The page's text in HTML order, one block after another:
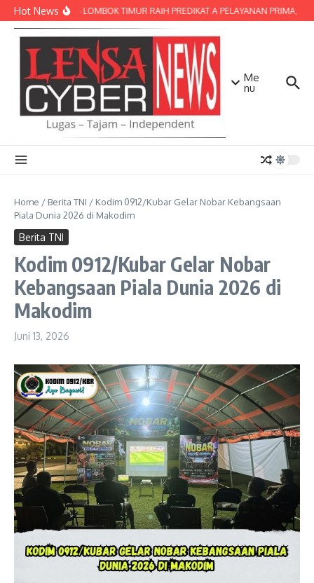
Lewati ke konten
Hot NewsPOLRES LOMBOK TIMUR RAIH PREDIKAT A PELAYANAN PRIMA,
Me
nu
Home / Berita TNI / Kodim 0912/Kubar Gelar Nobar Kebangsaan
Piala Dunia 2026 di Makodim
Berita TNI
Kodim 0912/Kubar Gelar Nobar
Kebangsaan Piala Dunia 2026 di
Makodim
Juni 13, 2026